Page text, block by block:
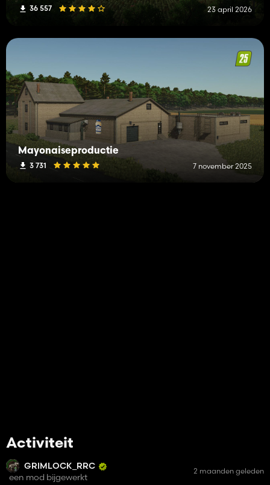
36 557 23 april 2026
Mayonaiseproductie
3 731 7 november 2025
Activiteit
GRIMLOCK_RRC
een mod bijgewerkt
2 maanden geleden